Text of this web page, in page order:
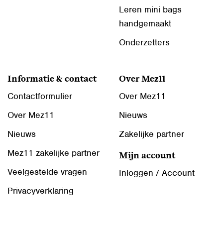
Leren mini bags
handgemaakt
Onderzetters
Informatie & contact
Contactformulier
Over Mez11
Nieuws
Mez11 zakelijke partner
Veelgestelde vragen
Privacyverklaring
Over Mez11
Over Mez11
Nieuws
Zakelijke partner
Mijn account
Inloggen / Account